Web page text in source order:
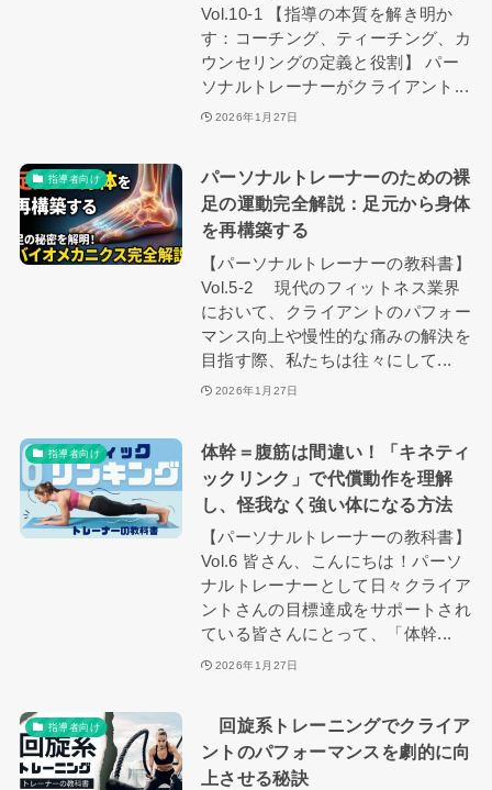
Vol.10-1 【指導の本質を解き明か
す：コーチング、ティーチング、カ
ウンセリングの定義と役割】 パー
ソナルトレーナーがクライアント...
2026年1月27日
指導者向け
パーソナルトレーナーのための裸
足の運動完全解説：足元から身体
を再構築する
【パーソナルトレーナーの教科書】
Vol.5-2 現代のフィットネス業界
において、クライアントのパフォー
マンス向上や慢性的な痛みの解決を
目指す際、私たちは往々にして...
2026年1月27日
指導者向け
体幹＝腹筋は間違い！「キネティ
ックリンク」で代償動作を理解
し、怪我なく強い体になる方法
【パーソナルトレーナーの教科書】
Vol.6 皆さん、こんにちは！パーソ
ナルトレーナーとして日々クライア
ントさんの目標達成をサポートされ
ている皆さんにとって、「体幹...
2026年1月27日
指導者向け
回旋系トレーニングでクライア
ントのパフォーマンスを劇的に向
上させる秘訣